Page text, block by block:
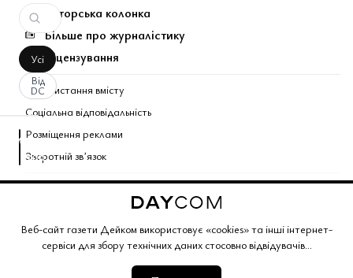
Веб-сайт газети Дейком використовує «cookies» та інші інтернет-
сервіси для збору технічних даних стосовно відвідувачів...
Усі
Від
DC
За
не
знайдено.
Авторська колонка
Більше про журналістику
Ліцензування
Використання вмісту
Соціальна відповідальність
Розміщення реклами
Зворотній звʼязок
Поєднані теми газети
Copyright © 2026 Газета Дейком . Всі права захищено.
Корпоративний розділГазета ДейкомУгоди та партнерство
Політика конфіденційностіРедакційна політика
Умови продажу Мапа сайту